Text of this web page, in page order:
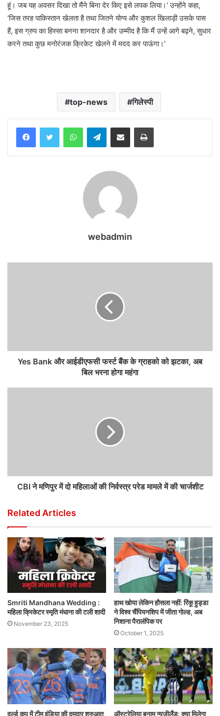
हूं। जब यह अवसर दिखा तो मैंने बिना देर किए इसे लपक लिया।' उन्होंने कहा,
‘जिस तरह पाकिस्तान खेलता है तथा जितने योग्य और कुशल खिलाड़ी उसके पास
हैं, इस ग्रुप का हिस्सा बनना शानदार है और उम्मीद है कि मैं उन्हें आगे बढ़ने, सुधार
करने तथा कुछ मनोरंजक क्रिकेट खेलने में मदद कर पाऊंगा।'
top-news गिलेस्पी
WhatsAppTelegramShare via Email Print
webadmin
Yes Bank और आईडीएफसी फर्स्ट बैंक के ग्राहको को झटका, अब
बिल भरना होगा महंगा
CBI ने मणिपुर में दो महिलाओं की निर्वस्त्र परेड मामले में की चार्जशीट
Related Articles
Smriti Mandhana Wedding :
महिला क्रिकेटर स्मृति मंधाना की टली शादी
November 23, 2025
हाथ खोया लेकिन हौसला नहीं: रिंकू हुड्डा
ने विश्व चैंपियनशिप में जीता गोल्ड, अब
निशाना पैरालंपिक पर
October 1, 2025
वर्ल्ड कप में टीम इंडिया की दमदार शुरुआत, ऑस्ट्रेलिया बनाम न्यूजीलैंड: क्या मिलेगा